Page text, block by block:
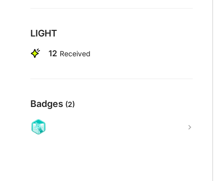
LIGHT
12 Received
Badges (2)